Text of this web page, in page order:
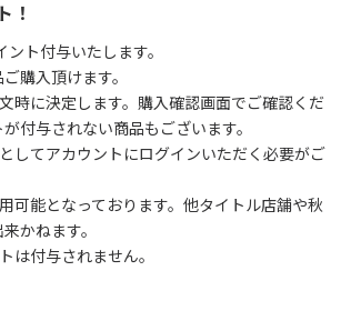
！
ト付与いたします。
購入頂けます。
時に決定します。購入確認画面でご確認くだ
付与されない商品もございます。
してアカウントにログインいただく必要がご
可能となっております。他タイトル店舗や秋
かねます。
は付与されません。